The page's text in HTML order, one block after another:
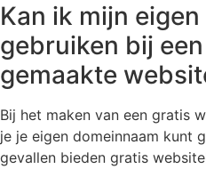
Kan ik mijn
gebruiken bij
gemaakte
Bij het maken van een gratis
je je eigen domeinnaam kunt
gevallen bieden gratis